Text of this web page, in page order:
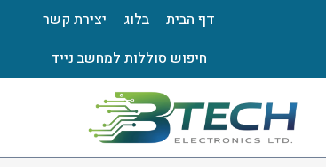
דף הבית בלוג
יצירת קשר
חיפוש סוללות למחשב נייד